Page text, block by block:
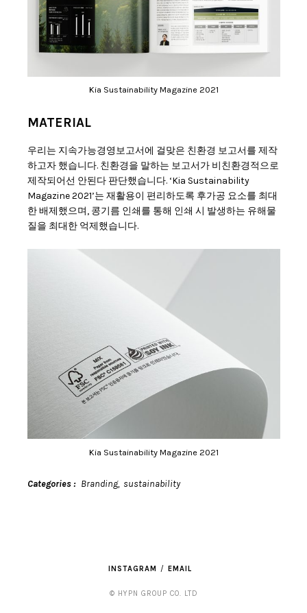
Kia Sustainability Magazine 2021
MATERIAL
우리는 지속가능경영보고서에 걸맞은 친환경 보고서를 제작
하고자 했습니다. 친환경을 말하는 보고서가 비친환경적으로
제작되어선 안된다 판단했습니다. ‘Kia Sustainability
Magazine 2021’는 재활용이 편리하도록 후가공 요소를 최대
한 배제했으며, 콩기름 인쇄를 통해 인쇄 시 발생하는 유해물
질을 최대한 억제했습니다.
Kia Sustainability Magazine 2021
Categories Branding sustainability
INSTAGRAM EMAIL
© HYPN GROUP CO. LTD